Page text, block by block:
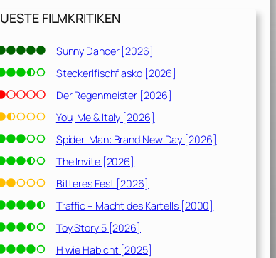
FILMKRITIKEN
Sunny Dancer [2026]
Steckerlfischfiasko [2026]
Der Regenmeister [2026]
You, Me & Italy [2026]
Spider-Man: Brand New Day [2026]
The Invite [2026]
Bitteres Fest [2026]
Traffic – Macht des Kartells [2000]
Toy Story 5 [2026]
H wie Habicht [2025]